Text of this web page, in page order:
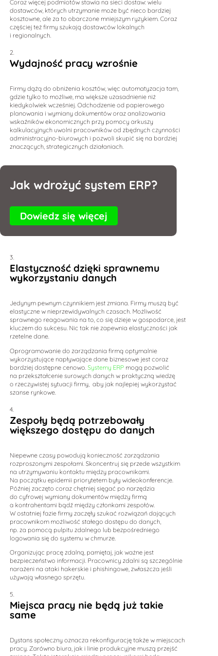
Coraz więcej podmiotów stawia na sieci dostaw: wielu
dostawców, których utrzymanie może być nieco bardziej
kosztowne, ale za to obarczone mniejszym ryzykiem. Coraz
częściej też firmy szukają dostawców lokalnych
i regionalnych.
Wydajność pracy wzrośnie
Firmy dążą do obniżenia kosztów, więc automatyzacja tam,
gdzie tylko to możliwe, ma większe uzasadnienie niż
kiedykolwiek wcześniej. Odchodzenie od papierowego
planowania i wymiany dokumentów oraz analizowania
wskaźników ekonomicznych przy pomocy arkuszy
kalkulacyjnych uwolni pracowników od zbędnych czynności
administracyjno-biurowych i pozwoli skupić się na bardziej
znaczących, strategicznych działaniach.
Jak wdrożyć system ERP?
Dowiedz się więcej
Elastyczność dzięki sprawnemu
wykorzystaniu danych
Jedynym pewnym czynnikiem jest zmiana. Firmy muszą być
elastyczne w nieprzewidywalnych czasach. Możliwość
sprawnego reagowania na to, co się dzieje w gospodarce, jest
kluczem do sukcesu. Nic tak nie zapewnia elastyczności jak
rzetelne dane.
Oprogramowanie do zarządzania firmą optymalnie
wykorzystujące napływające dane biznesowe jest coraz
bardziej dostępne cenowo.Systemy ERP mogą pozwolić
na przekształcenie surowych danych w praktyczną wiedzę
o rzeczywistej sytuacji firmy, aby jak najlepiej wykorzystać
szanse rynkowe.
Zespoły będą potrzebowały
większego dostępu do danych
Niepewne czasy powodują konieczność zarządzania
rozproszonymi zespołami. Skoncentruj się przede wszystkim
na utrzymywaniu kontaktu między pracownikami.
Na początku epidemii priorytetem były wideokonferencje.
Później zaczęto coraz chętniej sięgać po narzędzia
do cyfrowej wymiany dokumentów między firmą
a kontrahentami bądź między członkami zespołów.
W ostatniej fazie firmy zaczęły szukać rozwiązań dających
pracownikom możliwość stałego dostępu do danych,
np. za pomocą pulpitu zdalnego lub bezpośredniego
logowania się do systemu w chmurze.
Organizując pracę zdalną, pamiętaj, jak ważne jest
bezpieczeństwo informacji. Pracownicy zdalni są szczególnie
narażeni na ataki hakerskie i phishingowe, zwłaszcza jeśli
używają własnego sprzętu.
Miejsca pracy nie będą już takie
same
Dystans społeczny oznacza rekonfigurację także w miejscach
pracy. Zarówno biura, jak i linie produkcyjne muszą przejść